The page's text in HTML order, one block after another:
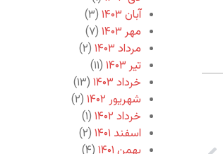
آبان ۱۴۰۳
(۳)
مهر ۱۴۰۳
(۷)
مرداد ۱۴۰۳
(۲)
تیر ۱۴۰۳
(۱۱)
خرداد ۱۴۰۳
(۱۳)
شهریور ۱۴۰۲
(۲)
خرداد ۱۴۰۲
(۱)
اسفند ۱۴۰۱
(۲)